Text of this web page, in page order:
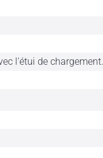
l'étui de chargement.